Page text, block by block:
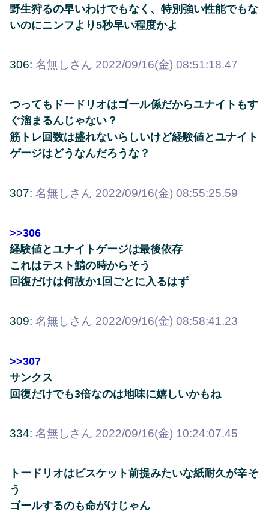
野生狩るの早いわけでもなく、特別強い性能でもな
いのにニンフより5秒早い程度かよ
306: 名無しさん 2022/09/16(金) 08:51:18.47
つってもドードリオはゴール係だからユナイトもす
ぐ溜まるんじゃない？
筋トレ回数は盛れないらしいけど経験値とユナイト
ゲージはどうなんだろうな？
307: 名無しさん 2022/09/16(金) 08:55:25.59
>>306
経験値とユナイトゲージは最後依存
これはテスト鯖の時からそう
回復だけは何故か1回ごとに入るはず
309: 名無しさん 2022/09/16(金) 08:58:41.23
>>307
サンクス
回復だけでも3倍なのは地味に嬉しいかもね
334: 名無しさん 2022/09/16(金) 10:24:07.45
トードリオはビスケット前提みたいな紙耐久が辛そ
う
ゴールするのも命がけじゃん